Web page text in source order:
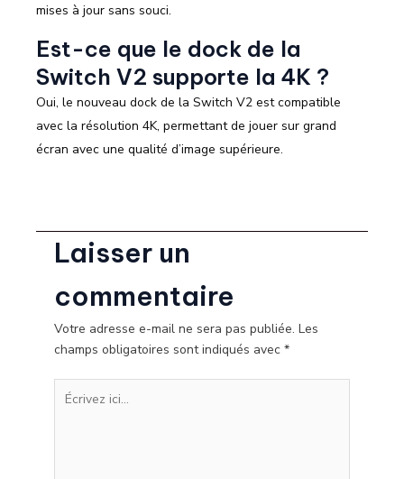
mises à jour sans souci.
Est-ce que le dock de la
Switch V2 supporte la 4K ?
Oui, le nouveau dock de la Switch V2 est compatible
avec la résolution 4K, permettant de jouer sur grand
écran avec une qualité d’image supérieure.
Laisser un
commentaire
Votre adresse e-mail ne sera pas publiée. Les
champs obligatoires sont indiqués avec *
Écrivez
ici…